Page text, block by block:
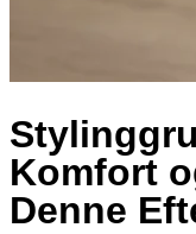
Komfort
Denne